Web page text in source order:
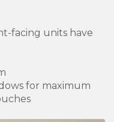
facing units have
for maximum